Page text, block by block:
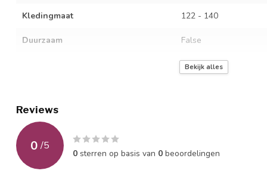
Kledingmaat 122 - 140
Duurzaam False
Geen
Kliksysteemdrager achter
Framemodel
Bandenmaat
Bekijk alles
Reviews
0 /5
0 sterren op basis van 0 beoordelingen